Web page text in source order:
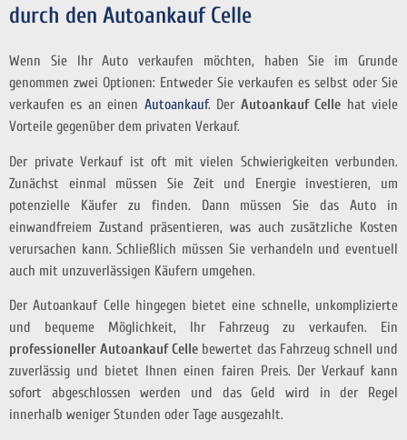
durch den Autoankauf Celle
Wenn Sie Ihr Auto verkaufen möchten, haben Sie im Grunde
genommen zwei Optionen: Entweder Sie verkaufen es selbst oder Sie
verkaufen es an einen Autoankauf. Der Autoankauf Celle hat viele
Vorteile gegenüber dem privaten Verkauf.
Der private Verkauf ist oft mit vielen Schwierigkeiten verbunden.
Zunächst einmal müssen Sie Zeit und Energie investieren, um
potenzielle Käufer zu finden. Dann müssen Sie das Auto in
einwandfreiem Zustand präsentieren, was auch zusätzliche Kosten
verursachen kann. Schließlich müssen Sie verhandeln und eventuell
auch mit unzuverlässigen Käufern umgehen.
Der Autoankauf Celle hingegen bietet eine schnelle, unkomplizierte
und bequeme Möglichkeit, Ihr Fahrzeug zu verkaufen. Ein
professioneller Autoankauf Celle bewertet das Fahrzeug schnell und
zuverlässig und bietet Ihnen einen fairen Preis. Der Verkauf kann
sofort abgeschlossen werden und das Geld wird in der Regel
innerhalb weniger Stunden oder Tage ausgezahlt.